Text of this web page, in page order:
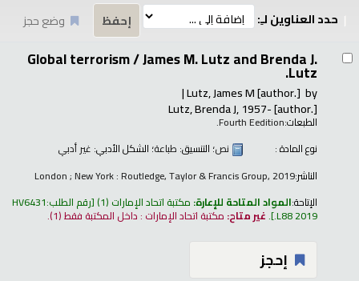
حدد العناوين لـِ:
وضع حجز
Global terrorism /James M. Lutz and Brenda J.
Lutz.
by
Lutz, James M[author.]
Lutz, Brenda J, 1957-[author.]
الطبعات:Fourth Eedition.
نوع المادة :
نص؛ التنسيق: طباعة؛ الشكل الأدبي: غير أدبي
الناشر:London ; New York : Routledge, Taylor & Francis Group, 2019
الإتاحة:المواد المتاحة للإعارة: مكتبة اتحاد الإمارات (1) رقم الطلب:HV6431
.L88 2019
.غير متاح: مكتبة اتحاد الإمارات : داخل المكتبة فقط(1).
إحجز